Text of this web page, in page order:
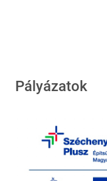
Pályázatok